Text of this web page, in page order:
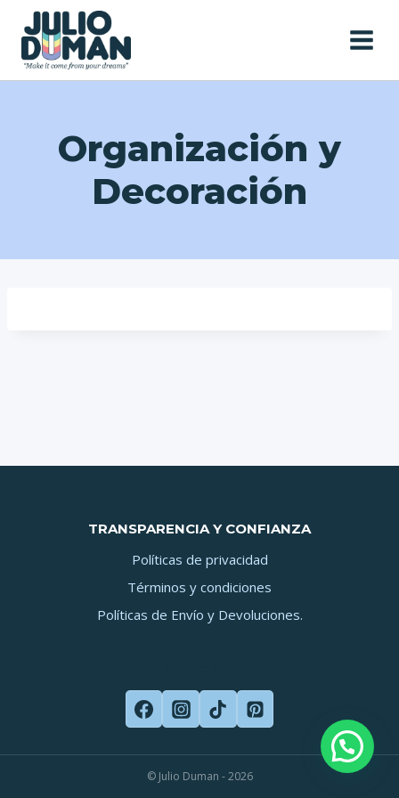
Saltar
contenido
Organización y
Decoración
TRANSPARENCIA Y CONFIANZA
Políticas de privacidad
Términos y condiciones
Políticas de Envío y Devoluciones.
© Julio Duman - 2026